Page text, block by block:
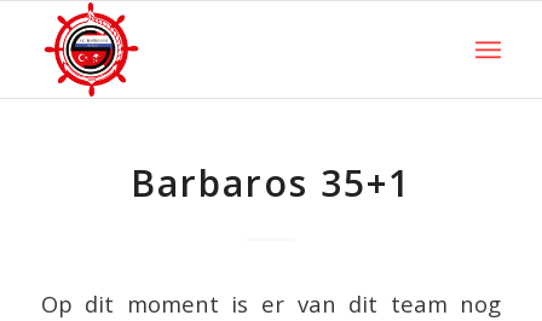
Barbaros 35+1
Op dit moment is er van dit team nog